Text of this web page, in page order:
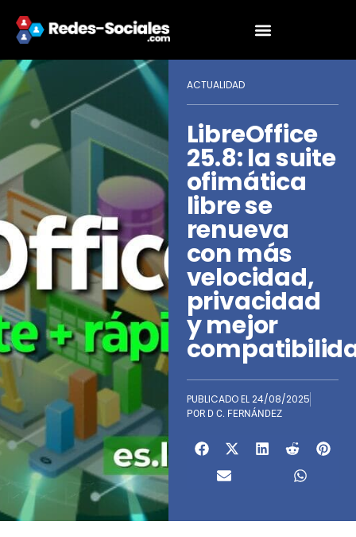
ACTUALIDAD
LibreOffice
25.8: la suite
ofimática
libre se
renueva
con más
velocidad,
privacidad
y mejor
PUBLICADO EL24/08/2025
POR D C. FERNÁNDEZ